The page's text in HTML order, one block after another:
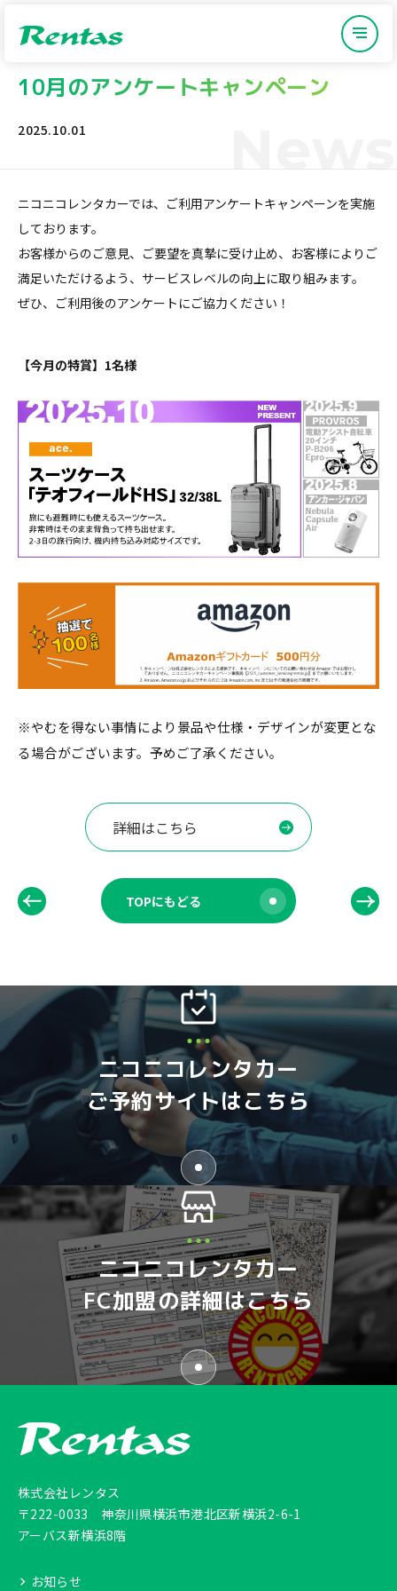
10月のアンケートキャンペーン
2025.10.01 News
ニコニコレンタカーでは、ご利用アンケートキャンペーンを実施
しております。
お客様からのご意見、ご要望を真摯に受け止め、お客様によりご
満足いただけるよう、サービスレベルの向上に取り組みます。
ぜひ、ご利用後のアンケートにご協力ください！
【今月の特賞】1名様
※やむを得ない事情により景品や仕様・デザインが変更とな
る場合がございます。予めご了承ください。
詳細はこちら
TOPにもどる
ニコニコレンタカー
ご予約サイトはこちら
ニコニコレンタカー
FC加盟の詳細はこちら
株式会社レンタス
〒222-0033神奈川県横浜市港北区新横浜2-6-1
アーバス新横浜8階
お知らせ